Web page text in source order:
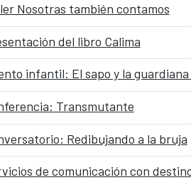
Nosotras también contamos
del libro Calima
infantil: El sapo y la
Transmutante
Redibujando a la bruja
de comunicación con